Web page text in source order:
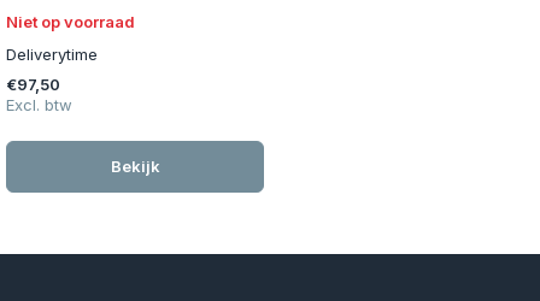
Niet op voorraad
Deliverytime
€97,50
Excl. btw
Bekijk